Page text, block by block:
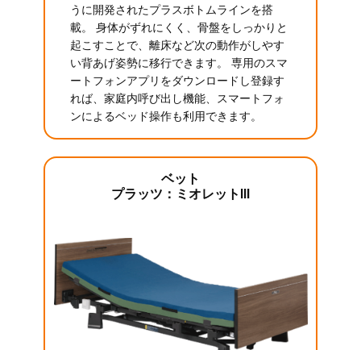
うに開発されたプラスボトムラインを搭
載。 身体がずれにくく、骨盤をしっかりと
起こすことで、離床など次の動作がしやす
い背あげ姿勢に移行できます。 専用のスマ
ートフォンアプリをダウンロードし登録す
れば、家庭内呼び出し機能、スマートフォ
ンによるベッド操作も利用できます。
ベット
プラッツ：ミオレットIII